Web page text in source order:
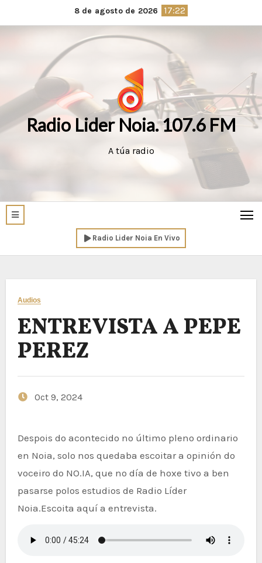
al
8 de agosto de 2026 17:22
Radio Lider Noia. 107.6 FM
A túa radio
Radio Lider Noia En Vivo
Audios
ENTREVISTA A PEPE
PEREZ
Oct 9, 2024
Despois do acontecido no último pleno ordinario
en Noia, solo nos quedaba escoitar a opinión do
voceiro do NO.IA, que no día de hoxe tivo a ben
pasarse polos estudios de Radio Líder
Noia.Escoita aquí a entrevista.